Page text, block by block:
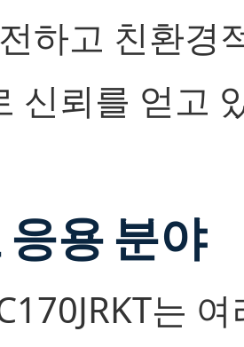
하고 친환경
신뢰를 얻고
응용 분야
는